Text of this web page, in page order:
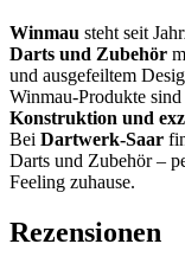
Winmau steht seit
Darts und Zubehör
und ausgefeiltem
Winmau-Produkte
Konstruktion und
Bei Dartwerk-Saar
Darts und Zubehör –
Feeling zuhause.
Rezensionen